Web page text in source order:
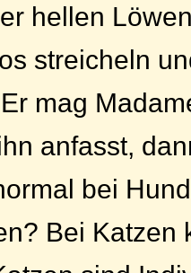
hellen
streicheln
mag
anfasst,
bei
Bei Katzen